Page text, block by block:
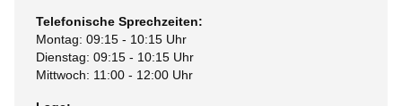
Telefonische Sprechzeiten:
Montag: 09:15 - 10:15 Uhr
Dienstag: 09:15 - 10:15 Uhr
Mittwoch: 11:00 - 12:00 Uhr